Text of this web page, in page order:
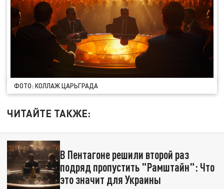
ФОТО: КОЛЛАЖ ЦАРЬГРАДА
ЧИТАЙТЕ ТАКЖЕ:
В Пентагоне решили второй раз
подряд пропустить "Рамштайн": Что
это значит для Украины